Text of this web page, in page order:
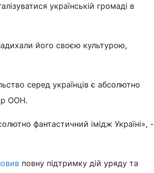
українській громаді в
його своєю культурою,
серед українців є абсолютно
ООН.
фантастичний імідж Україні», -
повну підтримку дій уряду та